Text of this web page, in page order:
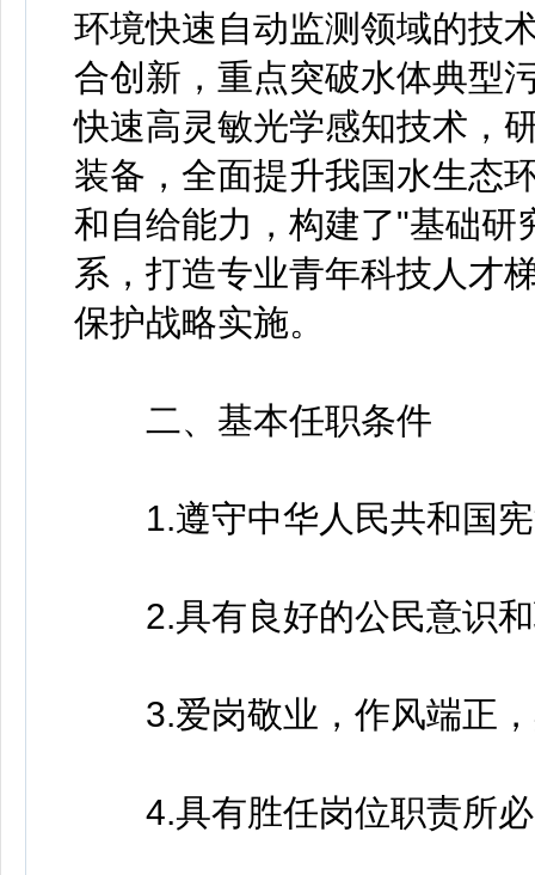
环境快速自动监测领域的技
合创新，重点突破水体典型
快速高灵敏光学感知技术，
装备，全面提升我国水生态
和自给能力，构建了"基础研
系，打造专业青年科技人才
保护战略实施。
二、基本任职条件
1.遵守中华人民共和国宪
2.具有良好的公民意识和
3.爱岗敬业，作风端正，
4.具有胜任岗位职责所必